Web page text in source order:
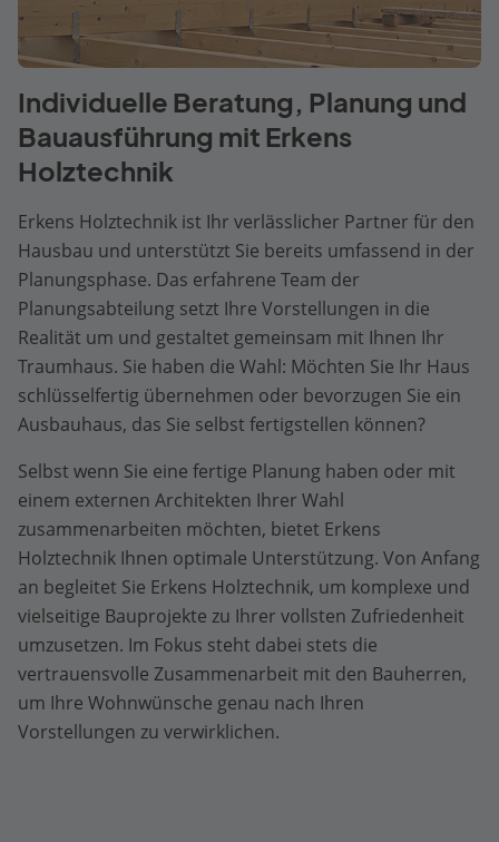
Individuelle Beratung, Planung und
Bauausführung mit Erkens
Holztechnik
Erkens Holztechnik ist Ihr verlässlicher Partner für den
Hausbau und unterstützt Sie bereits umfassend in der
Planungsphase. Das erfahrene Team der
Planungsabteilung setzt Ihre Vorstellungen in die
Realität um und gestaltet gemeinsam mit Ihnen Ihr
Traumhaus. Sie haben die Wahl: Möchten Sie Ihr Haus
schlüsselfertig übernehmen oder bevorzugen Sie ein
Ausbauhaus, das Sie selbst fertigstellen können?
Selbst wenn Sie eine fertige Planung haben oder mit
einem externen Architekten Ihrer Wahl
zusammenarbeiten möchten, bietet Erkens
Holztechnik Ihnen optimale Unterstützung. Von Anfang
an begleitet Sie Erkens Holztechnik, um komplexe und
vielseitige Bauprojekte zu Ihrer vollsten Zufriedenheit
umzusetzen. Im Fokus steht dabei stets die
vertrauensvolle Zusammenarbeit mit den Bauherren,
um Ihre Wohnwünsche genau nach Ihren
Vorstellungen zu verwirklichen.